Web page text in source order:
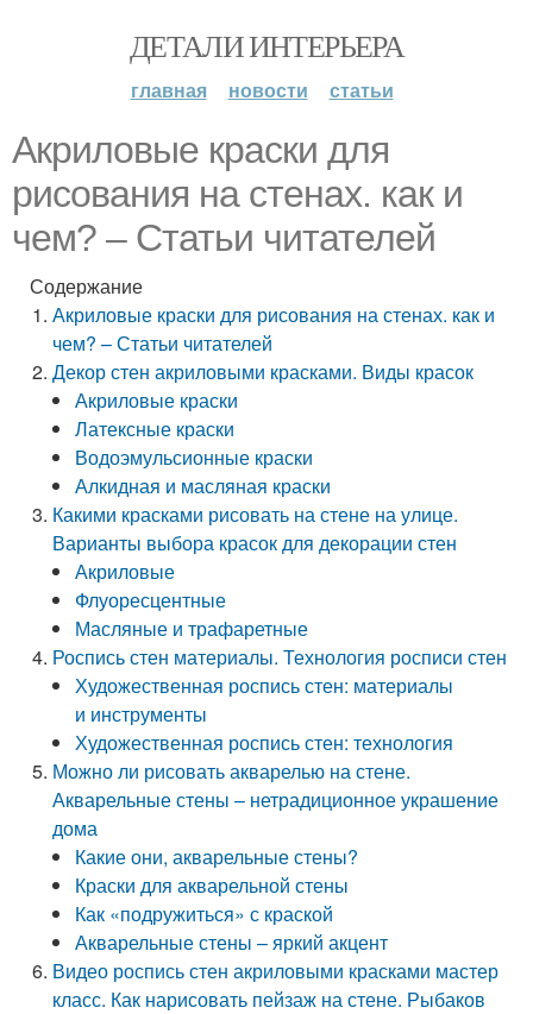
ДЕТАЛИ ИНТЕРЬЕРА
главная новости статьи
Акриловые краски для
рисования на стенах. как и
чем? – Статьи читателей
Содержание
Акриловые краски для рисования на стенах. как и
чем? – Статьи читателей
Декор стен акриловыми красками. Виды красок
Акриловые краски
Латексные краски
Водоэмульсионные краски
Алкидная и масляная краски
Какими красками рисовать на стене на улице.
Варианты выбора красок для декорации стен
Акриловые
Флуоресцентные
Масляные и трафаретные
Роспись стен материалы. Технология росписи стен
Художественная роспись стен: материалы
и инструменты
Художественная роспись стен: технология
Можно ли рисовать акварелью на стене.
Акварельные стены – нетрадиционное украшение
дома
Какие они, акварельные стены?
Краски для акварельной стены
Как «подружиться» с краской
Акварельные стены – яркий акцент
Видео роспись стен акриловыми красками мастер
класс. Как нарисовать пейзаж на стене. Рыбаков